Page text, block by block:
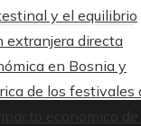
y el equilibrio
extranjera directa
en Bosnia y
de los festivales
económico